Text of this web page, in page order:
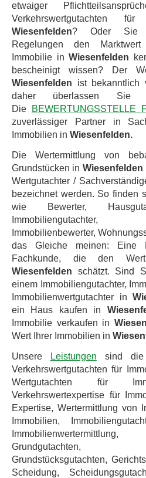
etwaiger
Verkehrswertgutachten
Wiesenfelden? Oder Sie
Regelungen den
Immobilie inWiesenfelden
bescheinigt wissen? Der
Wiesenfelden ist bekanntlich
daher überlassen Sie
Die
BEWERTUNGSSTELLE
zuverlässiger Partner in
Immobilien in Wiesenfelden.
Die Wertermittlung von
Grundstücken in Wiesenfelden
Wertgutachter /
bezeichnet werden. So finden
wie Bewerter,
Immobiliengutachter,
Immobilienbewerter,
das Gleiche meinen: Eine
Fachkunde, die den
Wiesenfelden schätzt. Sind
einem Immobiliengutachter,
Immobilienwertgutachter in
ein Haus kaufen in
Immobilie verkaufen in
Wert Ihrer Immobilien in
Unsere Leistungen sind die
Verkehrswertgutachten für
Wertgutachten für
Verkehrswertexpertise für
Expertise, Wertermittlung von
Immobilien,
Immobilienwertermittlung,
Grundgutachten,
Grundstücksgutachten,
Scheidung,